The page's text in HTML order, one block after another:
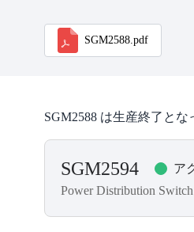
SGM2588.pdf
SGM2588 は生産終了と
SGM2594
ア
Power Distribution Switch